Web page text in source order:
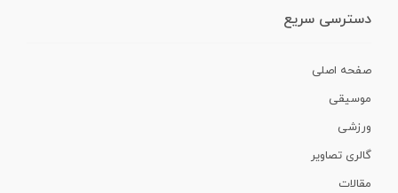
دسترسی سریع
صفحه اصلی
موسیقی
ورزشی
گالری تصاویر
مقالات